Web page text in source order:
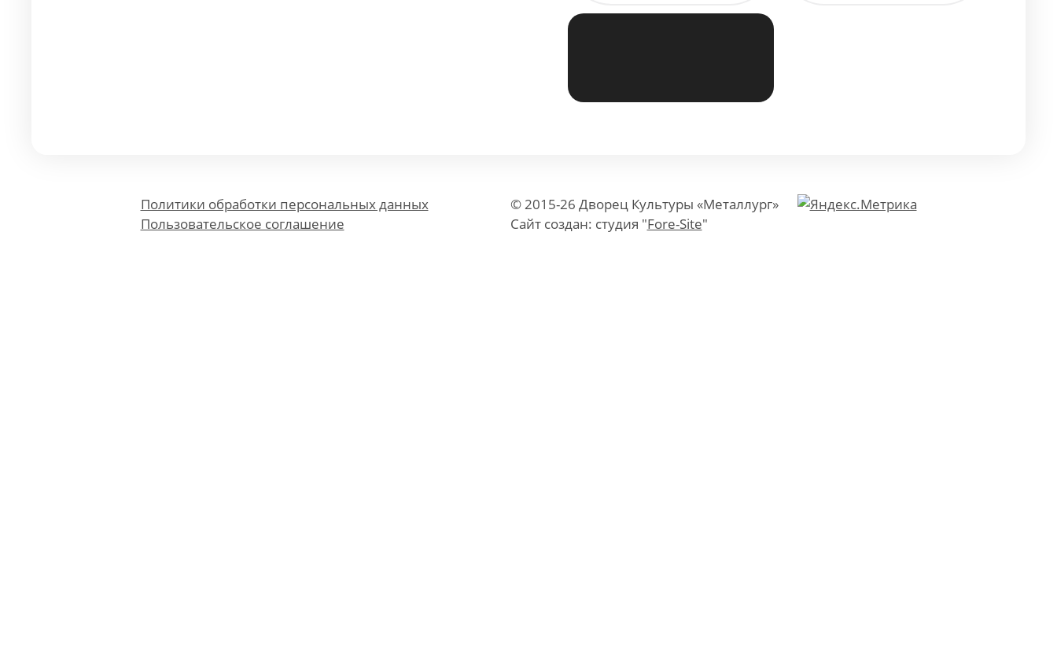
Политики обработки персональных данных
Пользовательское соглашение
© 2015-26 Дворец Культуры «Металлург»
Сайт создан: студия "Fore-Site"